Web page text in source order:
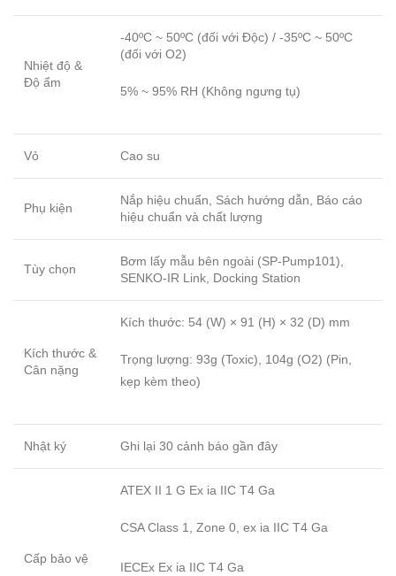
Nhiệt độ &
Độ ẩm
-40ºC ~ 50ºC (đối với Độc) / -35ºC ~ 50ºC
(đối với O2)
5% ~ 95% RH (Không ngưng tụ)
Vỏ Cao su
Phụ kiện
Nắp hiệu chuẩn, Sách hướng dẫn, Báo cáo
hiệu chuẩn và chất lượng
Tùy chọn
Bơm lấy mẫu bên ngoài (SP-Pump101),
SENKO-IR Link, Docking Station
Kích thước &
Cân nặng
Kích thước: 54 (W) × 91 (H) × 32 (D) mm
Trọng lượng: 93g (Toxic), 104g (O2) (Pin,
kẹp kèm theo)
Nhật ký Ghi lại 30 cảnh báo gần đây
Cấp bảo vệ
ATEX II 1 G Ex ia IIC T4 Ga
CSA Class 1, Zone 0, ex ia IIC T4 Ga
IECEx Ex ia IIC T4 Ga